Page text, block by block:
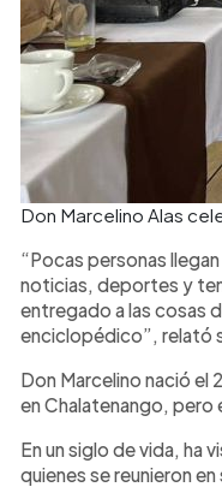
Don Marcelino Alas
“Pocas personas
noticias, deportes y
entregado a las cosas
enciclopédico”, relató
Don Marcelino nació el
en Chalatenango, pero
En un siglo de vida, ha
quienes se reunieron